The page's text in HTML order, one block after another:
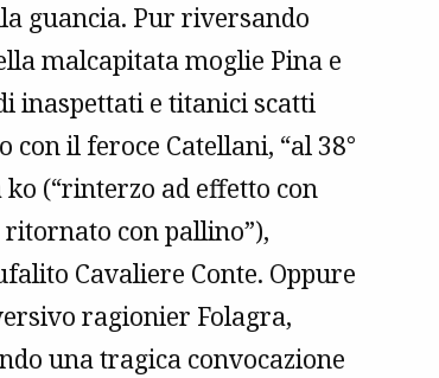
guancia. Pur riversando
malcapitata moglie Pina e
inaspettati e titanici scatti
il feroce Catellani, “al 38°
(“rinterzo ad effetto con
con pallino”),
Cavaliere Conte. Oppure
ragionier Folagra,
una tragica convocazione